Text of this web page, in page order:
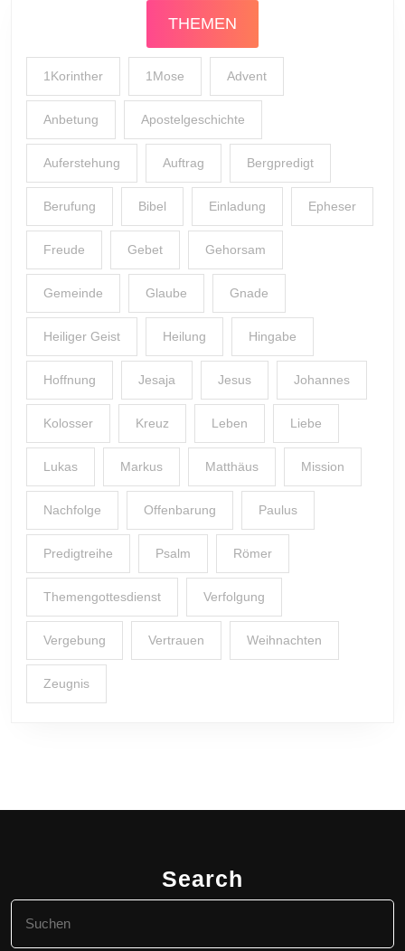
THEMEN
1Korinther 1Mose Advent
Anbetung Apostelgeschichte
Auferstehung Auftrag Bergpredigt
Berufung Bibel Einladung Epheser
Freude Gebet Gehorsam
Gemeinde Glaube Gnade
Heiliger Geist Heilung Hingabe
Hoffnung Jesaja Jesus Johannes
Kolosser Kreuz Leben Liebe
Lukas Markus Matthäus Mission
Nachfolge Offenbarung Paulus
Predigtreihe Psalm Römer
Themengottesdienst Verfolgung
Vergebung Vertrauen Weihnachten
Zeugnis
Search
for: